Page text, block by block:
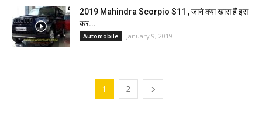
2019 Mahindra Scorpio S11 , जाने क्या खास हैं इस
कर...
Automobile January 9, 2019
1 2